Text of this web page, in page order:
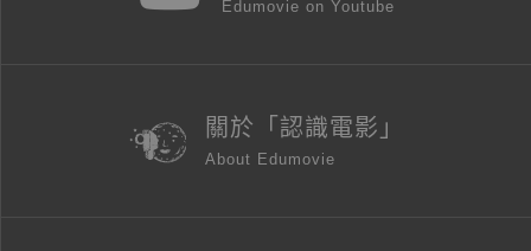
Edumovie on Youtube
關於「認識電影」
About Edumovie